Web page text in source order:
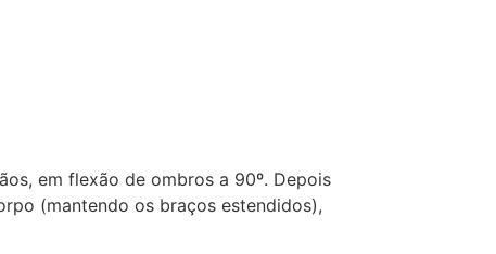
em flexão de ombros a 90º. Depois
(mantendo os braços estendidos),